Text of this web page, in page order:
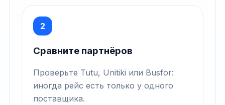
2
Сравните партнёров
Проверьте Tutu, Unitiki или Busfor:
иногда рейс есть только у одного
поставщика.